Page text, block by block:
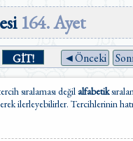
164. Ayet
◄Önceki
sıralaması değilalfabetik
ilerleyebilirler. Tercihlerinin